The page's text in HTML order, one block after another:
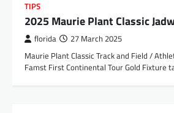
TIPS
2025 Maurie Plant Classic
florida 27 March 2025
Maurie Plant Classic Track and Field /
Famst First Continental Tour Gold Fixture